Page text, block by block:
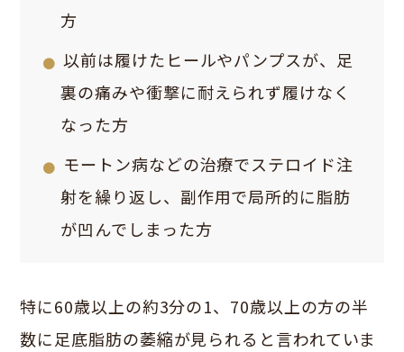
方
以前は履けたヒールやパンプスが、足
裏の痛みや衝撃に耐えられず履けなく
なった方
モートン病などの治療でステロイド注
射を繰り返し、副作用で局所的に脂肪
が凹んでしまった方
特に60歳以上の約3分の1、70歳以上の方の半
数に足底脂肪の萎縮が見られると言われていま